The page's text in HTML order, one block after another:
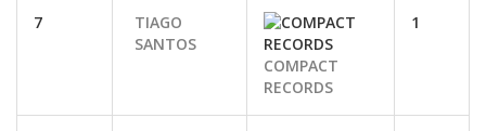
7
TIAGO
SANTOS
COMPACT
RECORDS
1